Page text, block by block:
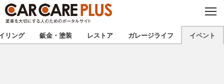
C
O
S
E
★カーケアプラス認定★ 厳選プロショップを地域から探す
リング 鈑金・塗装 レストア ガレージライフ イベント